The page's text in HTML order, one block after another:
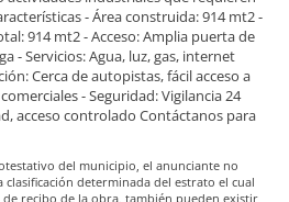
- Área construida: 914 mt2 -
914 mt2 - Acceso: Amplia puerta de
- Servicios: Agua, luz, gas, internet
Cerca de autopistas, fácil acceso a
- Seguridad: Vigilancia 24
acceso controlado Contáctanos para
del municipio, el anunciante no
determinada del estrato el cual
recibo de la obra, también pueden existir